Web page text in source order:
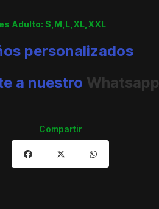
Adulto: S,M,L,XL,XXL
personalizados
a nuestro Whatsapp
Compartir